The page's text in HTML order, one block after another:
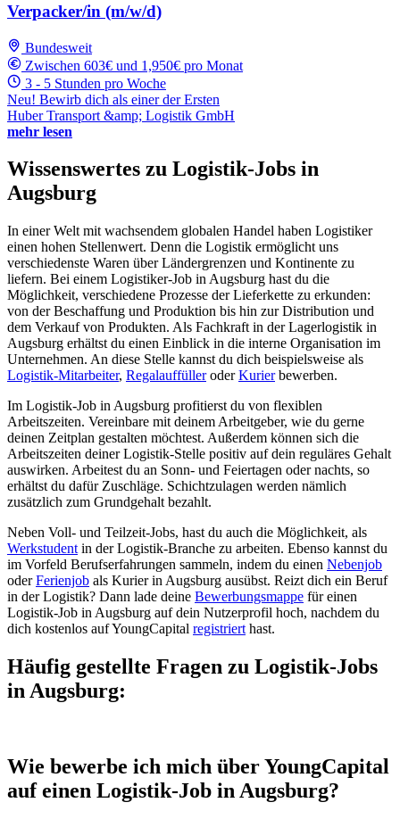
Verpacker/in (m/w/d)
Bundesweit
Zwischen 603€ und 1,950€ pro Monat
3 - 5 Stunden pro Woche
Neu! Bewirb dich als einer der Ersten
Huber Transport &amp; Logistik GmbH
mehr lesen
Wissenswertes zu Logistik-Jobs in
Augsburg
In einer Welt mit wachsendem globalen Handel haben Logistiker
einen hohen Stellenwert. Denn die Logistik ermöglicht uns
verschiedenste Waren über Ländergrenzen und Kontinente zu
liefern. Bei einem Logistiker-Job in Augsburg hast du die
Möglichkeit, verschiedene Prozesse der Lieferkette zu erkunden:
von der Beschaffung und Produktion bis hin zur Distribution und
dem Verkauf von Produkten. Als Fachkraft in der Lagerlogistik in
Augsburg erhältst du einen Einblick in die interne Organisation im
Unternehmen. An diese Stelle kannst du dich beispielsweise als
Logistik-Mitarbeiter, RegalauffülleroderKurierbewerben.
Im Logistik-Job in Augsburg profitierst du von flexiblen
Arbeitszeiten. Vereinbare mit deinem Arbeitgeber, wie du gerne
deinen Zeitplan gestalten möchtest. Außerdem können sich die
Arbeitszeiten deiner Logistik-Stelle positiv auf dein reguläres Gehalt
auswirken. Arbeitest du an Sonn- und Feiertagen oder nachts, so
erhältst du dafür Zuschläge. Schichtzulagen werden nämlich
zusätzlich zum Grundgehalt bezahlt.
Neben Voll- und Teilzeit-Jobs, hast du auch die Möglichkeit, als
Werkstudent in der Logistik-Branche zu arbeiten. Ebenso kannst du
im Vorfeld Berufserfahrungen sammeln, indem du einen Nebenjob
oderFerienjob als Kurier in Augsburg ausübst. Reizt dich ein Beruf
in der Logistik? Dann lade deine Bewerbungsmappe für einen
Logistik-Job in Augsburg auf dein Nutzerprofil hoch, nachdem du
dich kostenlos auf YoungCapital registriert hast.
Häufig gestellte Fragen zu Logistik-Jobs
in Augsburg:
Wie bewerbe ich mich über YoungCapital
auf einen Logistik-Job in Augsburg?